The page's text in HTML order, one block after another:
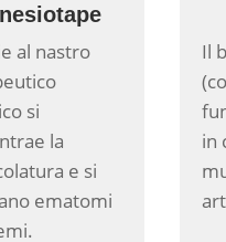
al nastro
si
la
e si
ematomi
Il
in